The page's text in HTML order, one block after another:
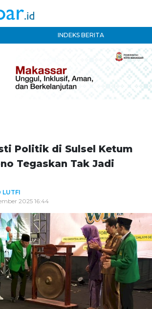
INDEKS BERITA
Politik di Sulsel Ketum
Tegaskan Tak Jadi
LUTFI
2025 16:44